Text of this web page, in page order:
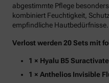
abgestimmte Pflege
kombiniert Feuchtigkeit,
empfindliche Hautbedürfnisse.
Verlost werden 20 Sets mit
1 × Hyalu B5
1 × Anthelios Invisible